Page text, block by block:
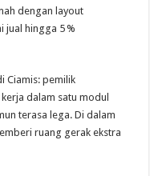
dengan layout
jual hingga 5 %
Ciamis: pemilik
dalam satu modul
terasa lega. Di dalam
ruang gerak ekstra